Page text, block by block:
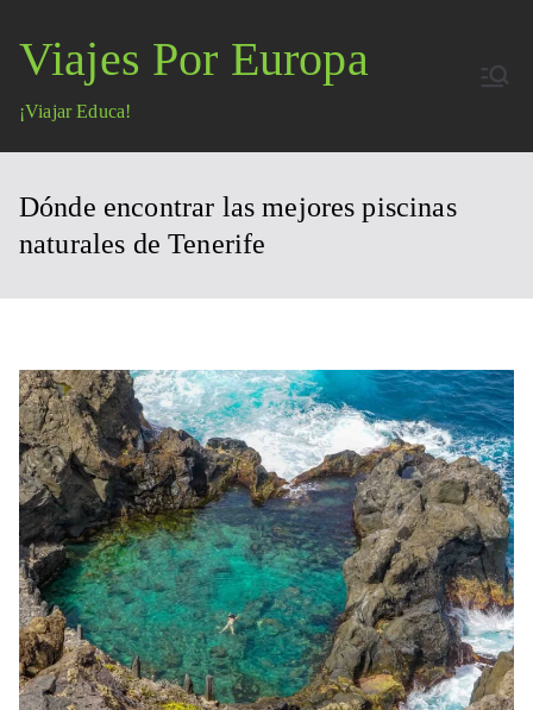
contenido
Viajes Por Europa
¡Viajar Educa!
Dónde encontrar las mejores piscinas
naturales de Tenerife